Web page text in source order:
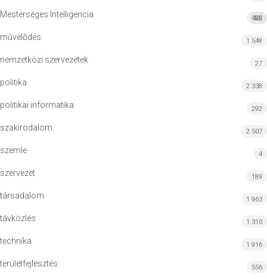
Mesterséges Intelligencia MI
422
művelődés 1 548
nemzetközi szervezetek 27
politika 2 338
politikai informatika 292
szakirodalom 2 507
szemle 4
szervezet 189
társadalom 1 963
távközlés 1 310
technika 1 916
területfejlesztés 556